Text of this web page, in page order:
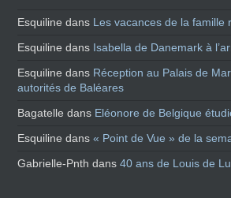
Esquiline dans Les vacances de la famille
Esquiline dans Isabella de Danemark à
Esquiline dans Réception au Palais de
autorités de Baléares
Bagatelle dans Eléonore de Belgique
Esquiline dans« Point de Vue » de la
Gabrielle-Pnth dans40 ans de Louis de